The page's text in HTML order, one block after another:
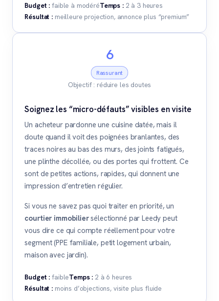
Budget : faible à modéréTemps :2 à 3 heures
Résultat :meilleure projection, annonce plus “premium”
6
Rassurant
Objectif : réduire les doutes
Soignez les “micro-défauts” visibles en visite
Un acheteur pardonne une cuisine datée, mais il
doute quand il voit des poignées branlantes, des
traces noires au bas des murs, des joints fatigués,
une plinthe décollée, ou des portes qui frottent. Ce
sont de petites actions, rapides, qui donnent une
impression d’entretien régulier.
Si vous ne savez pas quoi traiter en priorité, un
courtier immobiliersélectionné par Leedy peut
vous dire ce qui compte réellement pour votre
segment (PPE familiale, petit logement urbain,
maison avec jardin).
Budget : faibleTemps : 2 à 6 heures
Résultat :moins d’objections, visite plus fluide